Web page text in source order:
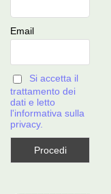
Email
Si accetta il
trattamento dei
dati e letto
l'informativa sulla
privacy.